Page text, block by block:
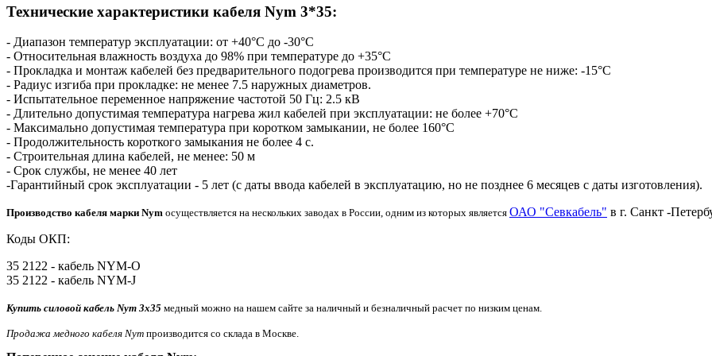
Технические характеристики кабеля Nym 3*35:
- Диапазон температур эксплуатации: от +40°С до -30°С
- Относительная влажность воздуха до 98% при температуре до +35°С
- Прокладка и монтаж кабелей без предварительного подогрева производится при температуре не ниже: -15°С
- Радиус изгиба при прокладке: не менее 7.5 наружных диаметров.
- Испытательное переменное напряжение частотой 50 Гц: 2.5 кВ
- Длительно допустимая температура нагрева жил кабелей при эксплуатации: не более +70°С
- Максимально допустимая температура при коротком замыкании, не более 160°С
- Продолжительность короткого замыкания не более 4 с.
- Строительная длина кабелей, не менее: 50 м
- Срок службы, не менее 40 лет
-Гарантийный срок эксплуатации - 5 лет (с даты ввода кабелей в эксплуатацию, но не позднее 6 месяцев с даты изготовления).
Производство кабеля марки Nym осуществляется на нескольких заводах в России, одним из которых является ОАО "Севкабель" в г. Санкт -
Коды ОКП:
35 2122 - кабель NYM-O
35 2122 - кабель NYM-J
Купить силовой кабель Nym 3x35 медный можно на нашем сайте за наличный и безналичный расчет по низким ценам.
Продажа медного кабеля Nym производится со склада в Москве.